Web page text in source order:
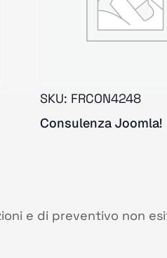
SKU: FRCON4248
Consulenza Joomla!
e di preventivo non